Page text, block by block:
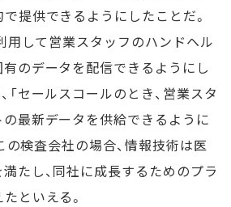
提供できるようにしたことだ。
用して営業スタッフのハンドヘル
のデータを配信できるようにし
「セールスコールのとき、営業スタ
最新データを供給できるように
の検査会社の場合、情報技術は医
たし、同社に成長するためのプラ
といえる。